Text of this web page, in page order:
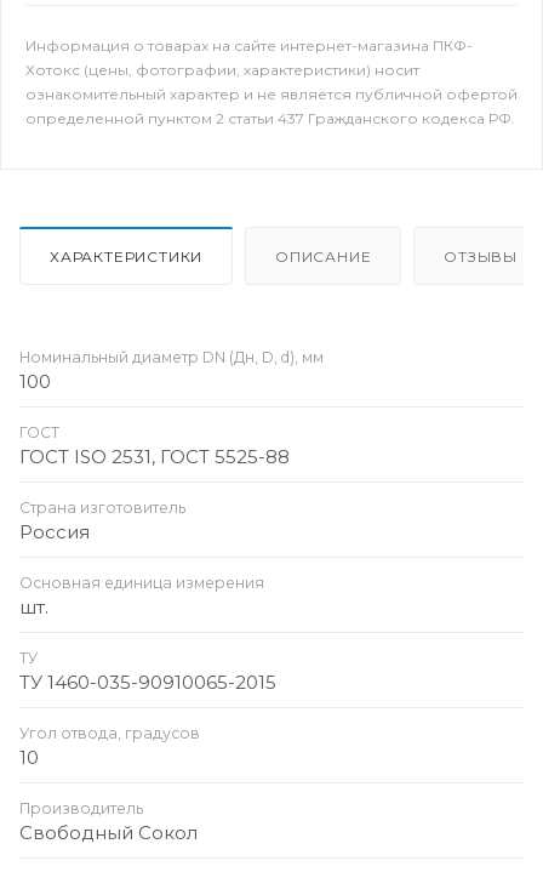
Информация о товарах на сайте интернет-магазина ПКФ-
Хотокс (цены, фотографии, характеристики) носит
ознакомительный характер и не является публичной офертой
определенной пунктом 2 статьи 437 Гражданского кодекса РФ.
ХАРАКТЕРИСТИКИ ОПИСАНИЕ ОТЗЫВЫ
Номинальный диаметр DN (Дн, D, d), мм
100
ГОСТ
ГОСТ ISO 2531, ГОСТ 5525-88
Страна изготовитель
Россия
Основная единица измерения
шт.
ТУ
ТУ 1460-035-90910065-2015
Угол отвода, градусов
10
Производитель
Свободный Сокол